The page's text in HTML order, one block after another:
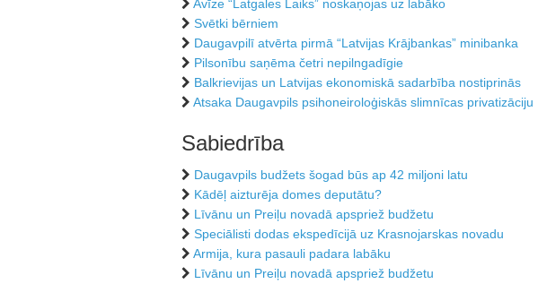
Avīze “Latgales Laiks” noskaņojas uz labāko
Svētki bērniem
Daugavpilī atvērta pirmā “Latvijas Krājbankas” minibanka
Pilsonību saņēma četri nepilngadīgie
Balkrievijas un Latvijas ekonomiskā sadarbība nostiprinās
Atsaka Daugavpils psihoneiroloģiskās slimnīcas privatizāciju
Sabiedrība
Daugavpils budžets šogad būs ap 42 miljoni latu
Kādēļ aizturēja domes deputātu?
Līvānu un Preiļu novadā apspriež budžetu
Speciālisti dodas ekspedīcijā uz Krasnojarskas novadu
Armija, kura pasauli padara labāku
Līvānu un Preiļu novadā apspriež budžetu